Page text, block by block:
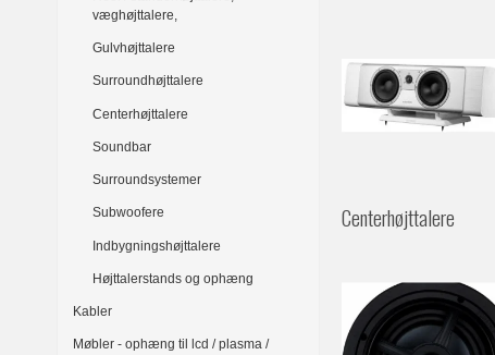
væghøjttalere,
Gulvhøjttalere
Surroundhøjttalere
Centerhøjttalere
Soundbar
Surroundsystemer
Subwoofere
Indbygningshøjttalere
Højttalerstands og ophæng
Kabler
Møbler - ophæng til lcd / plasma /
Centerhøjttalere